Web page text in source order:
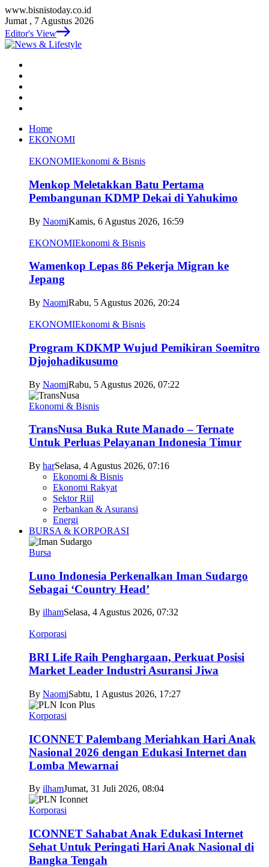
www.bisnistoday.co.id
Jumat , 7 Agustus 2026
Editor's View
Home
EKONOMI
EKONOMIEkonomi & Bisnis
Menkop Meletakkan Batu Pertama
Pembangunan KDMP Dekai di Yahukimo
By NaomiKamis, 6 Agustus 2026, 16:59
EKONOMIEkonomi & Bisnis
Wamenkop Lepas 86 Pekerja Migran ke
Jepang
By NaomiRabu, 5 Agustus 2026, 20:24
EKONOMIEkonomi & Bisnis
Program KDKMP Wujud Pemikiran Soemitro
Djojohadikusumo
By NaomiRabu, 5 Agustus 2026, 07:22
Ekonomi & Bisnis
TransNusa Buka Rute Manado – Ternate
Untuk Perluas Pelayanan Indonesia Timur
By harSelasa, 4 Agustus 2026, 07:16
Ekonomi & Bisnis
Ekonomi Rakyat
Sektor Riil
Perbankan & Asuransi
Energi
BURSA & KORPORASI
Bursa
Luno Indonesia Perkenalkan Iman Sudargo
Sebagai ‘Country Head’
By ilhamSelasa, 4 Agustus 2026, 07:32
Korporasi
BRI Life Raih Penghargaan, Perkuat Posisi
Market Leader Industri Asuransi Jiwa
By NaomiSabtu, 1 Agustus 2026, 17:27
Korporasi
ICONNET Palembang Meriahkan Hari Anak
Nasional 2026 dengan Edukasi Internet dan
Lomba Mewarnai
By ilhamJumat, 31 Juli 2026, 08:04
Korporasi
ICONNET Sahabat Anak Edukasi Internet
Sehat Untuk Peringati Hari Anak Nasional di
Bangka Tengah